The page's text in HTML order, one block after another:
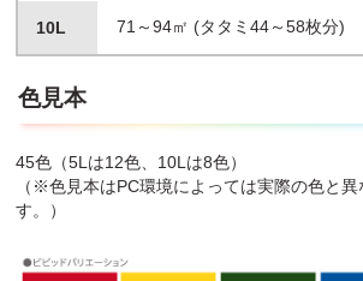
10L 71～94㎡ (タタミ44～58枚分)
色見本
45色（5Lは12色、10Lは8色）
（※色見本はPC環境によっては実際の色と異
す。）